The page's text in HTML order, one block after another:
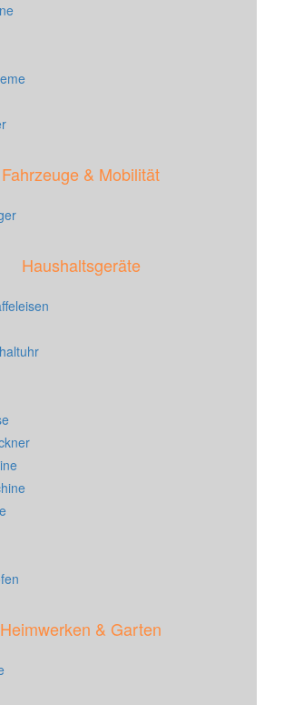
Fahrzeuge & Mobilität
Haushaltsgeräte
Heimwerken & Garten